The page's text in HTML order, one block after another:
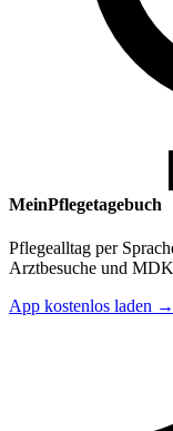
MeinPflegetagebuch
Pflegealltag per
Arztbesuche und
App kostenlos laden →